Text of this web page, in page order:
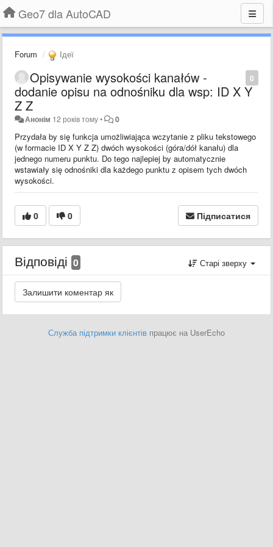
Geo7 dla AutoCAD
Forum Ідеї
0
Opisywanie wysokości kanałów -
dodanie opisu na odnośniku dla wsp: ID X Y
Z Z
Анонім 12 років тому• 0
Przydała by się funkcja umożliwiająca wczytanie z pliku tekstowego
(w formacie ID X Y Z Z) dwóch wysokości (góra/dół kanału) dla
jednego numeru punktu. Do tego najlepiej by automatycznie
wstawiały się odnośniki dla każdego punktu z opisem tych dwóch
wysokości.
0 0 Підписатися
Відповіді 0 Старі зверху
Служба підтримки клієнтів працює на UserEcho